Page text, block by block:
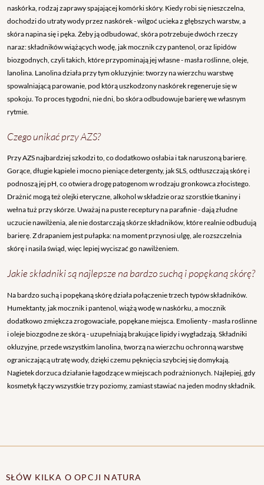
naskórka, rodzaj zaprawy spajającej komórki skóry. Kiedy robi się nieszczelna,
dochodzi do utraty wody przez naskórek - wilgoć ucieka z głębszych warstw, a
skóra napina się i pęka. Żeby ją odbudować, skóra potrzebuje dwóch rzeczy
naraz: składników wiążących wodę, jak mocznik czy pantenol, oraz lipidów
biozgodnych, czyli takich, które przypominają jej własne - masła roślinne, oleje,
lanolina. Lanolina działa przy tym okluzyjnie: tworzy na wierzchu warstwę
spowalniającą parowanie, pod którą uszkodzony naskórek regeneruje się w
spokoju. To proces tygodni, nie dni, bo skóra odbudowuje barierę we własnym
rytmie.
Czego unikać przy AZS?
Przy AZS najbardziej szkodzi to, co dodatkowo osłabia i tak naruszoną barierę.
Gorące, długie kąpiele i mocno pieniące detergenty, jak SLS, odtłuszczają skórę i
podnoszą jej pH, co otwiera drogę patogenom w rodzaju gronkowca złocistego.
Drażnić mogą też olejki eteryczne, alkohol w składzie oraz szorstkie tkaniny i
wełna tuż przy skórze. Uważaj na puste receptury na parafinie - dają złudne
uczucie nawilżenia, ale nie dostarczają skórze składników, które realnie odbudują
barierę. Z drapaniem jest pułapka: na moment przynosi ulgę, ale rozszczelnia
skórę i nasila świąd, więc lepiej wyciszać go nawilżeniem.
Jakie składniki są najlepsze na bardzo suchą i popękaną skórę?
Na bardzo suchą i popękaną skórę działa połączenie trzech typów składników.
Humektanty, jak mocznik i pantenol, wiążą wodę w naskórku, a mocznik
dodatkowo zmiękcza zrogowaciałe, popękane miejsca. Emolienty - masła roślinne
i oleje biozgodne ze skórą - uzupełniają brakujące lipidy i wygładzają. Składniki
okluzyjne, przede wszystkim lanolina, tworzą na wierzchu ochronną warstwę
ograniczającą utratę wody, dzięki czemu pęknięcia szybciej się domykają.
Nagietek dorzuca działanie łagodzące w miejscach podrażnionych. Najlepiej, gdy
kosmetyk łączy wszystkie trzy poziomy, zamiast stawiać na jeden modny składnik.
SŁÓW KILKA O OPCJI NATURA